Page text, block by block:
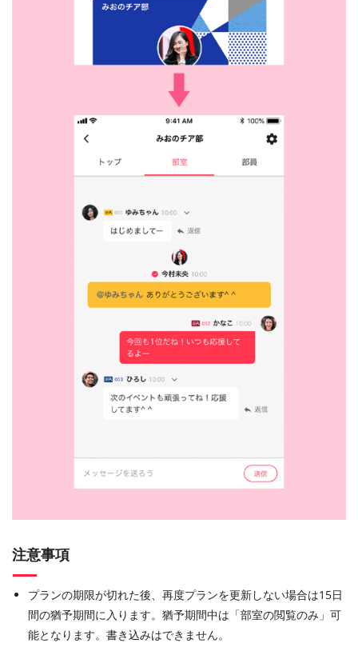
注意事項
プランの期限が切れた後、再度プランを更新しない場合は15日
間の猶予期間に入ります。猶予期間中は「部室の閲覧のみ」可
能となります。書き込みはできません。